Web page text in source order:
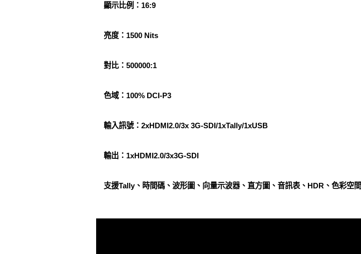
顯示比例：16:9
亮度：1500 Nits
對比：500000:1
色域：100% DCI-P3
輸入訊號：2xHDMI2.0/3x 3G-SDI/1xTally/1xUSB
輸出：1xHDMI2.0/3x3G-SDI
支援Tally、時間碼、波形圖、向量示波器、直方圖、音訊表、HDR、色彩空間